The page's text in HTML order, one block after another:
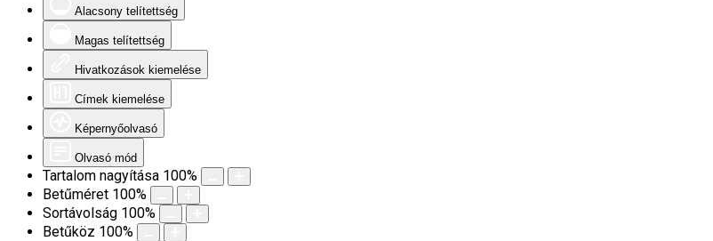
Alacsony telítettség
Magas telítettség
Hivatkozások kiemelése
Címek kiemelése
Képernyőolvasó
Olvasó mód
Tartalom nagyítása 100%
Betűméret 100%
Sortávolság 100%
Betűköz 100%